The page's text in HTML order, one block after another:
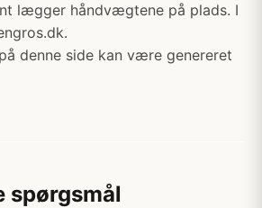
lægger håndvægtene på plads. I
denne side kan være genereret
spørgsmål